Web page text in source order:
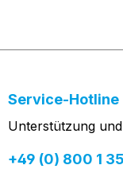
Service-Hotline
Unterstützung
+49 (0) 800 1